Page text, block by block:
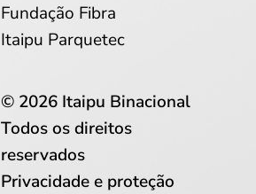
Fundação Fibra
Itaipu Parquetec
© 2026 Itaipu Binacional
Todos os direitos
reservados
Privacidade e proteção